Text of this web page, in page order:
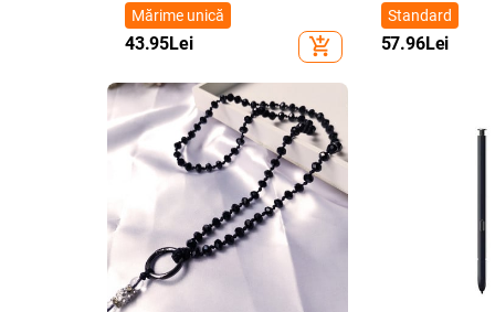
Mărime unică
43.95Lei add_shopping_cart
Standard
57.96Lei